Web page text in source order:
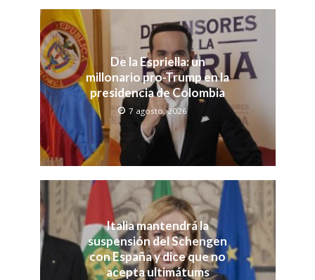
De la Espriella: un
millonario pro-Trump en la
presidencia de Colombia
7 agosto, 2026
Italia mantendrá la
suspensión del Schengen
con España y dice que no
acepta ultimátums